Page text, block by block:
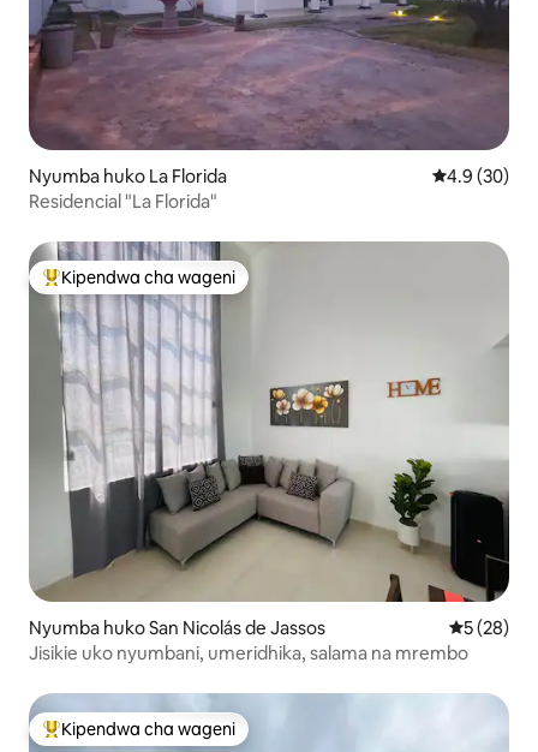
Nyumba huko La Florida Ukadiriaji
4.9 (30)
Residencial "La Florida"
Kipendwa maarufu cha wageni
Kipendwa cha wageni
Nyumba huko San Nicolás de Jassos Ukadiriaji
5 (28)
Jisikie uko nyumbani, umeridhika, salama na mrembo
Kipendwa maarufu cha wageni
Kipendwa cha wageni